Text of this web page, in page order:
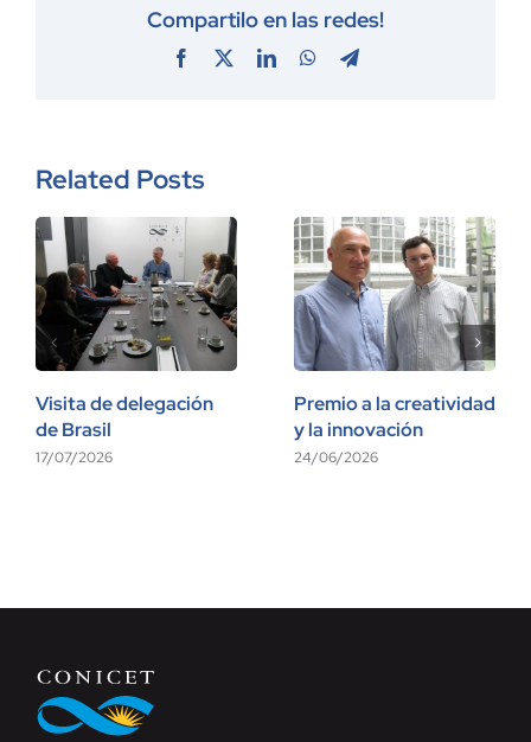
Compartilo en las redes!
Facebook LinkedInWhatsAppTelegram
Related Posts
Visita de delegación
de Brasil
17/07/2026
Premio a la creatividad
y la innovación
24/06/2026